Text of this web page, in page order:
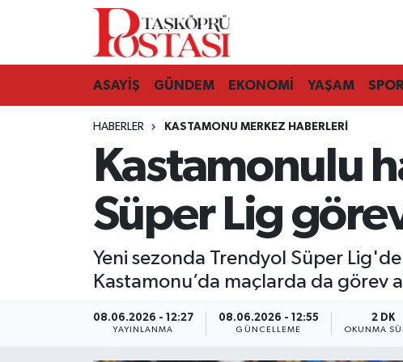
ASAYİŞ GÜNDEM EKONOMİ YAŞAM SPOR
HABERLER KASTAMONU MERKEZ HABERLERI
Kastamonulu
Süper Lig
Yeni sezonda Trendyol Süper
Kastamonu’da maçlarda da görev
08.06.2026 - 12:27
YAYINLANMA
08.06.2026 - 12:55
GÜNCELLEME
2 DK
OKUNMA
Kastamonu Vefat Edenler
Araç Haberleri
Azdavay Haberleri
Bozkurt Haberleri